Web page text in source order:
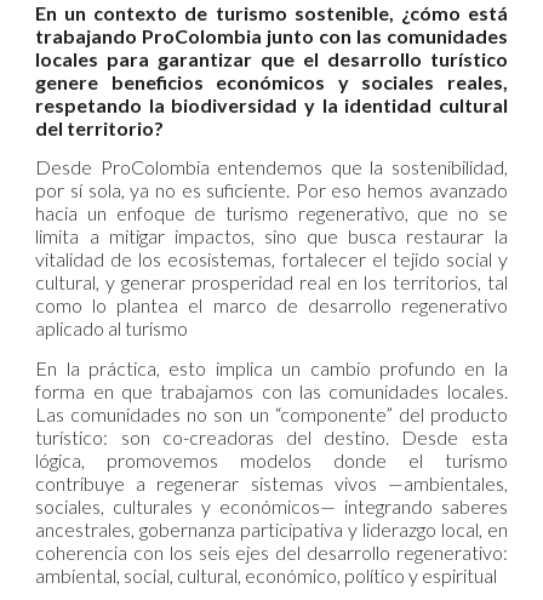
En un contexto de turismo sostenible, ¿cómo está
trabajando ProColombia junto con las comunidades
locales para garantizar que el desarrollo turístico
genere beneficios económicos y sociales reales,
respetando la biodiversidad y la identidad cultural
del territorio?
Desde ProColombia entendemos que la sostenibilidad,
por sí sola, ya no es suficiente. Por eso hemos avanzado
hacia un enfoque de turismo regenerativo, que no se
limita a mitigar impactos, sino que busca restaurar la
vitalidad de los ecosistemas, fortalecer el tejido social y
cultural, y generar prosperidad real en los territorios, tal
como lo plantea el marco de desarrollo regenerativo
aplicado al turismo
En la práctica, esto implica un cambio profundo en la
forma en que trabajamos con las comunidades locales.
Las comunidades no son un “componente” del producto
turístico: son co-creadoras del destino. Desde esta
lógica, promovemos modelos donde el turismo
contribuye a regenerar sistemas vivos —ambientales,
sociales, culturales y económicos— integrando saberes
ancestrales, gobernanza participativa y liderazgo local, en
coherencia con los seis ejes del desarrollo regenerativo:
ambiental, social, cultural, económico, político y espiritual